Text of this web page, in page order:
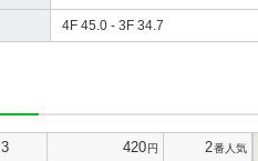
4F 45.0 - 3F 34.7
3 420円 2番人気